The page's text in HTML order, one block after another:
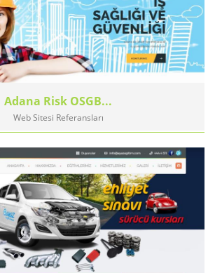
Adana Risk OSGB...
Web Sitesi Referansları